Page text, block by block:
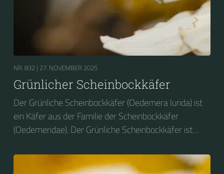
NR. 832 | 27. NOVEMBER 2025
Grünlicher Scheinbockkäfer
Der Grünliche Scheinbockkäfer (Oedemera lurida) ist
ein Käfer aus der Familie der Scheinbockkäfer
(Oedemeridae). Der Grünliche Scheinbockkäfer ist
Scheinbockkäfer (Oedemera nobilis).